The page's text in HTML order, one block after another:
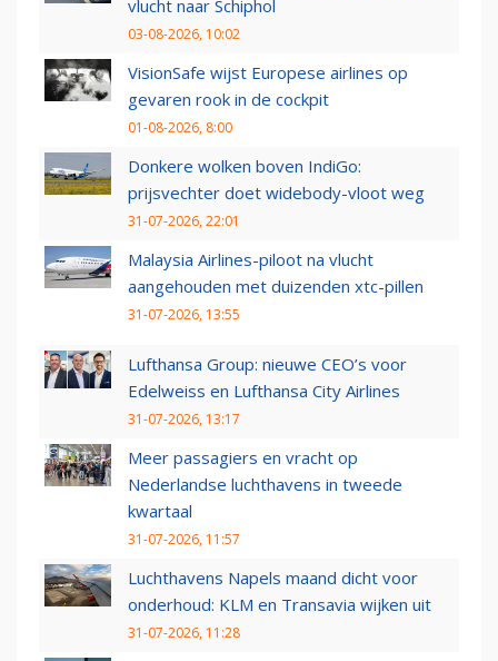
vlucht naar Schiphol
03-08-2026, 10:02
VisionSafe wijst Europese airlines op
gevaren rook in de cockpit
01-08-2026, 8:00
Donkere wolken boven IndiGo:
prijsvechter doet widebody-vloot weg
31-07-2026, 22:01
Malaysia Airlines-piloot na vlucht
aangehouden met duizenden xtc-pillen
31-07-2026, 13:55
Lufthansa Group: nieuwe CEO’s voor
Edelweiss en Lufthansa City Airlines
31-07-2026, 13:17
Meer passagiers en vracht op
Nederlandse luchthavens in tweede
kwartaal
31-07-2026, 11:57
Luchthavens Napels maand dicht voor
onderhoud: KLM en Transavia wijken uit
31-07-2026, 11:28